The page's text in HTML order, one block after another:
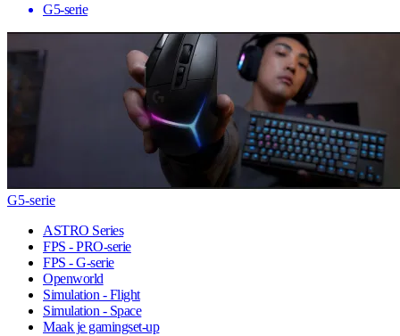
G5-serie
G5-serie
ASTRO Series
FPS - PRO-serie
FPS - G-serie
Openworld
Simulation - Flight
Simulation - Space
Maak je gamingset-up